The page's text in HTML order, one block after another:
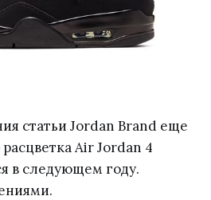
статьи Jordan Brand еще
Air Jordan 4
в следующем году.